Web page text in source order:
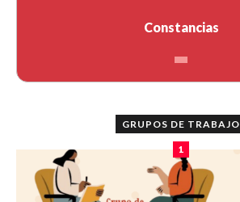
Constancias
GRUPOS DE TRABAJO
1